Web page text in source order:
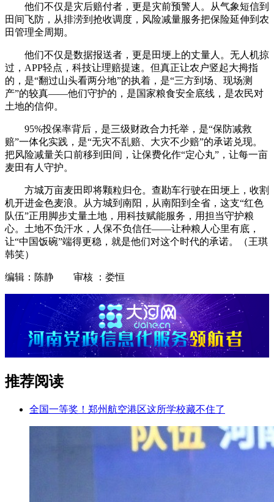
他们不仅是灾后赔付者，更是灾前预警人。从气象短信到
田间飞防，从排涝到抢收调度，风险减量服务把保险延伸到农
田管理全周期。
他们不仅是数据报送者，更是田埂上的丈量人。无人机掠
过，APP轻点，科技让理赔提速。但真正让农户竖起大拇指
的，是“翻过山头看两分地”的执着，是“三方到场、现场测
产”的较真——他们守护的，是国家粮食安全底线，是农民对
土地的信仰。
95%投保率背后，是三级财政合力托举，是“保防减救
赔”一体化实践，是“无灾不乱赔、大灾不少赔”的承诺兑现。
把风险减量关口前移到田间，让保费化作“定心丸”，让每一亩
麦田有人守护。
方城万亩麦田即将颗粒归仓。查勘车行驶在田埂上，收割
机开进金色麦浪。从方城到南阳，从南阳到全省，这支“红色
队伍”正用脚步丈量土地，用科技赋能服务，用担当守护粮
心。土地不负汗水，人保不负信任——让种粮人心里有底，
让“中国饭碗”端得更稳，就是他们对这个时代的承诺。（王琪
韩笑）
编辑：陈静 审核 ：娄恒
推荐阅读
全国一等奖！郑州航空港区这所学校藏不住了